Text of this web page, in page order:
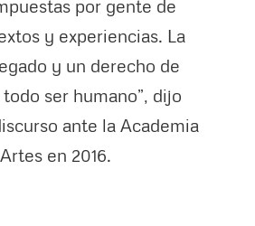
por gente de
y experiencias. La
y un derecho de
ser humano”, dijo
ante la Academia
en 2016.